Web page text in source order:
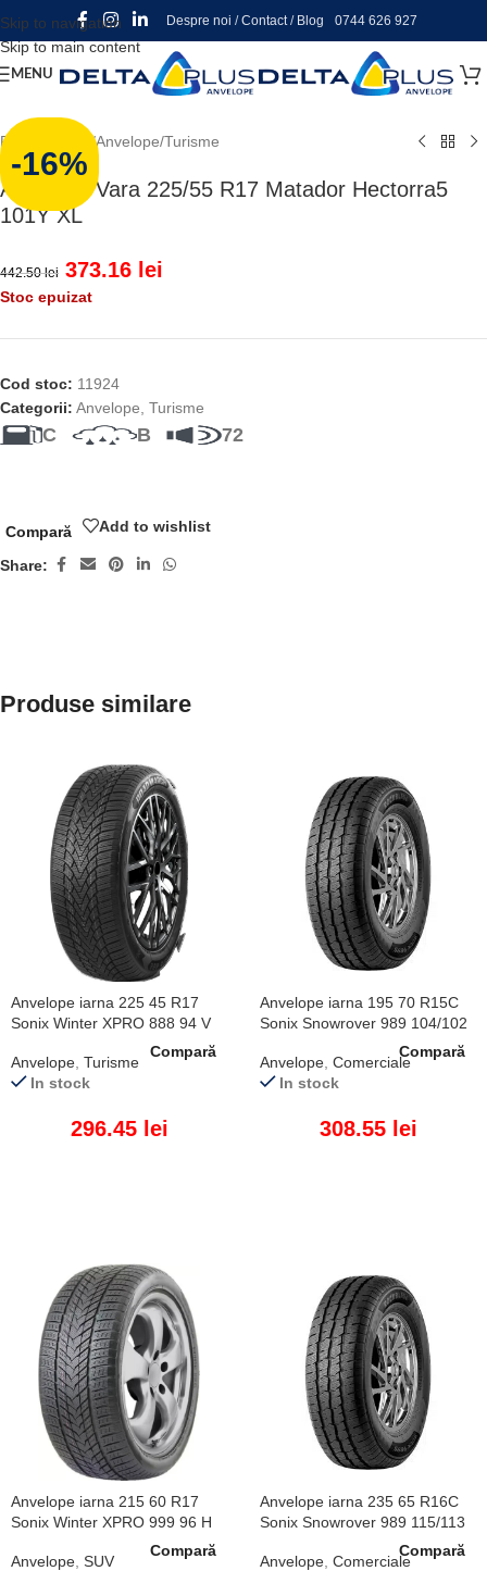
Skip to navigation
Skip to main content
Despre noi /Contact/ Blog 0744 626 927
MENU
-16%
Prima pagină /Anvelope/Turisme
Anvelope Vara 225/55 R17 Matador Hectorra5
101Y XL
442.50lei 373.16 lei
Stoc epuizat
Cod stoc: 11924
Categorii: Anvelope Turisme
C B 72
Compară Add to wishlist
Share:
Produse similare
Anvelope iarna 225 45 R17
Sonix Winter XPRO 888 94 V
Anvelope Turisme
In stock
296.45 lei
Compară
Anvelope iarna 195 70 R15C
Sonix Snowrover 989 104/102
Anvelope Comerciale
In stock
308.55 lei
Compară
Anvelope iarna 215 60 R17
Sonix Winter XPRO 999 96 H
Anvelope SUV
Compară
Anvelope iarna 235 65 R16C
Sonix Snowrover 989 115/113
Anvelope Comerciale
Compară